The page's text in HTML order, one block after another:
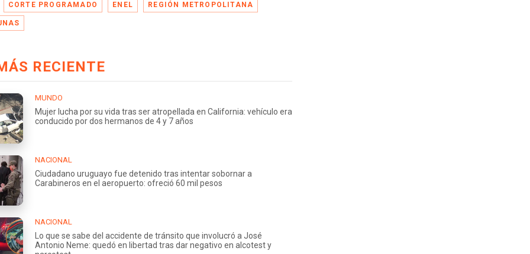
CORTE PROGRAMADO ENEL REGIÓN METROPOLITANA
RECIENTE
MUNDO
Mujer lucha por su vida tras ser atropellada en California: vehículo era
conducido por dos hermanos de 4 y 7 años
NACIONAL
Ciudadano uruguayo fue detenido tras intentar sobornar a
Carabineros en el aeropuerto: ofreció 60 mil pesos
NACIONAL
Lo que se sabe del accidente de tránsito que involucró a José
Antonio Neme: quedó en libertad tras dar negativo en alcotest y